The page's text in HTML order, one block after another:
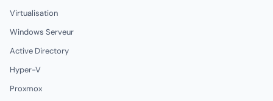
Virtualisation
Windows Serveur
Active Directory
Hyper-V
Proxmox